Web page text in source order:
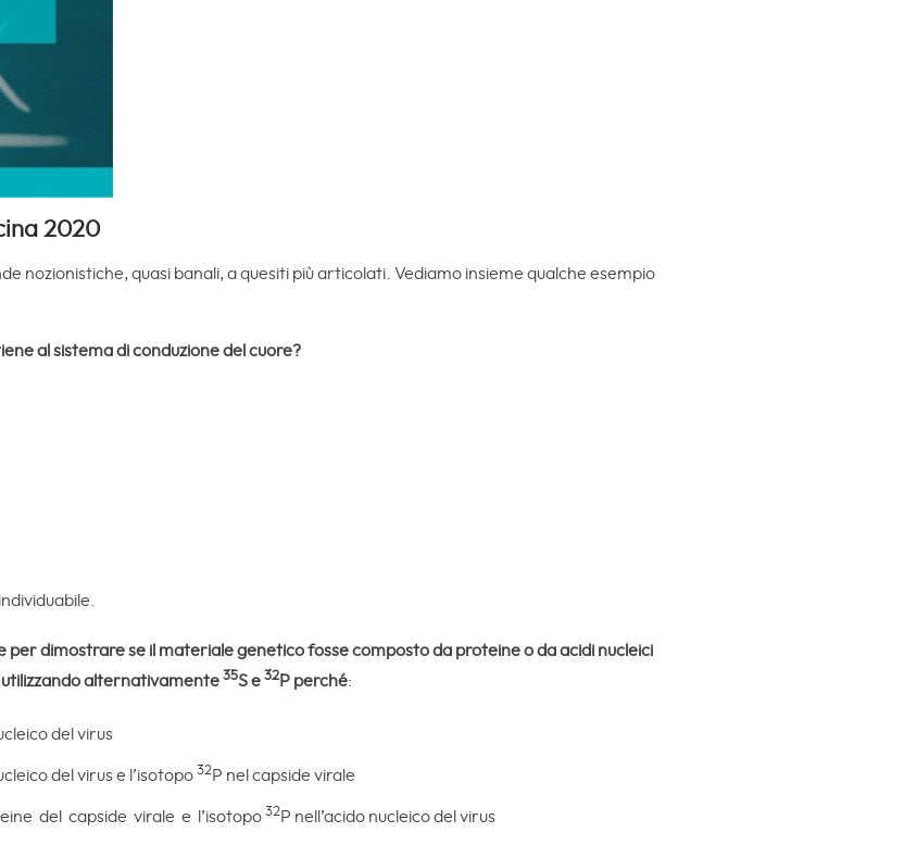
2020
nozionistiche, quasi banali, a quesiti più articolati. Vediamo insieme qualche esempio
al sistema di conduzione del cuore?
per dimostrare se il materiale genetico fosse composto da proteine o da acidi nucleici
alternativamente 35S e 32 P perché:
del virus
del virus e l’isotopo 32P nel capside virale
del capside virale e l’isotopo 32P nell’acido nucleico del virus